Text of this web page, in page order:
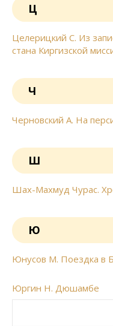
Ц
Целерицкий С. Из
стана Киргизской
Ч
Черновский А. На
Ш
Шах-Махмуд Чурас.
Ю
Юнусов М. Поездка в
Юргин Н. Дюшамбе